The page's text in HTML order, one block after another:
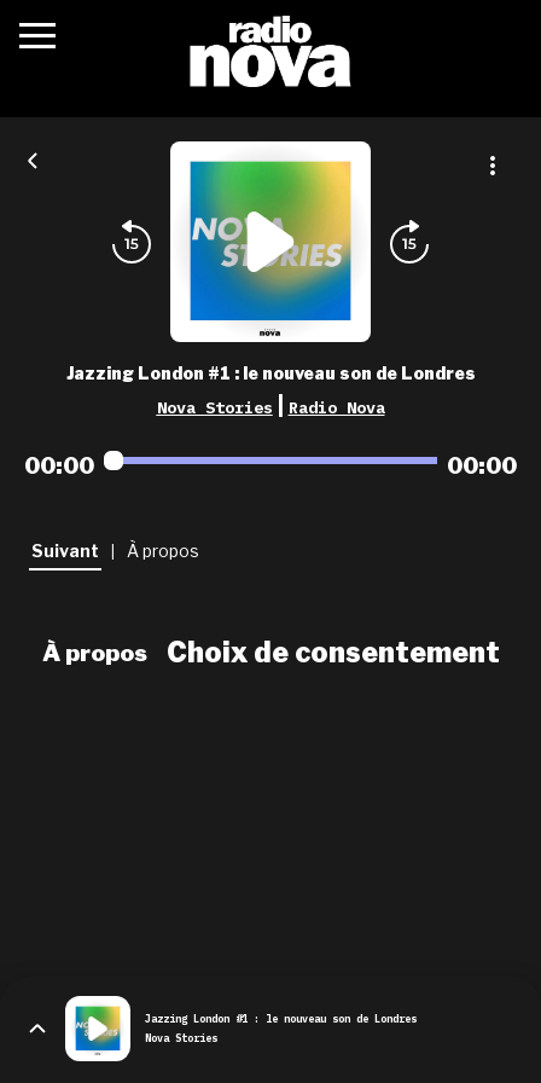
c’était quoi ?
podcasts
nova aime
les grilles
playlists
newsletter
Jazzing London #1 : le nouveau son de Londres
Nova Stories Radio Nova
00:00 00:00
Suivant À propos
À propos Choix de consentement
Jazzing London #1 : le nouveau son de Londres
Nova Stories